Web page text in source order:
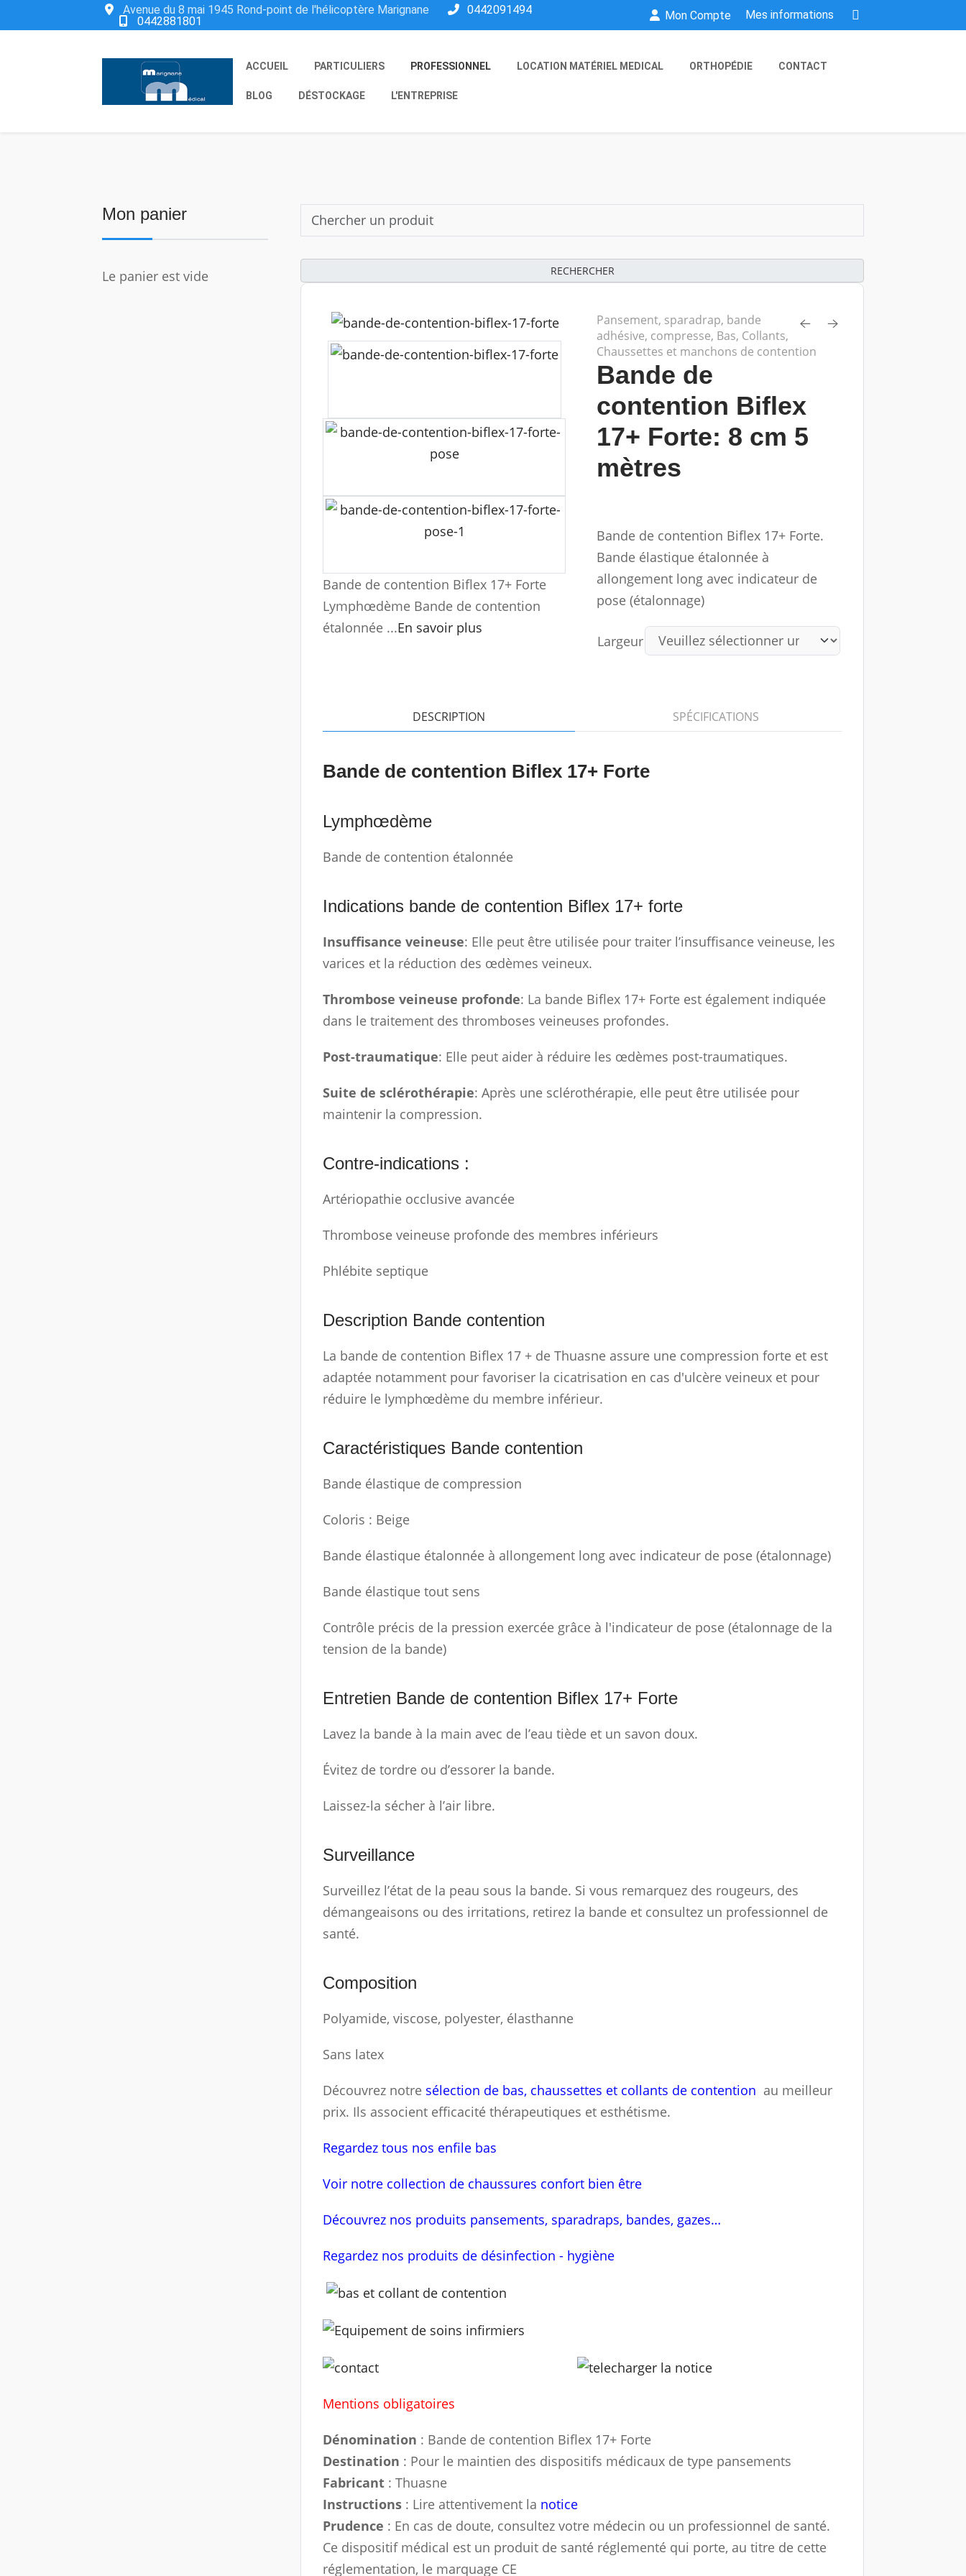
Avenue du 8 mai 1945 Rond-point de l'hélicoptère Marignane
0442091494
0442881801
Mon Compte Mes informations
ACCUEIL PARTICULIERS PROFESSIONNEL LOCATION MATÉRIEL MEDICAL ORTHOPÉDIE CONTACT
BLOG DÉSTOCKAGE L'ENTREPRISE
Mon panier
Le panier est vide RECHERCHER
Bande de contention Biflex 17+ Forte
Lymphœdème Bande de contention
étalonnée ...En savoir plus
Pansement, sparadrap, bande
adhésive, compresse, Bas, Collants,
Chaussettes et manchons de contention
Bande de
contention Biflex
17+ Forte: 8 cm 5
mètres
Bande de contention Biflex 17+ Forte.
Bande élastique étalonnée à
allongement long avec indicateur de
pose (étalonnage)
Largeur
DESCRIPTION SPÉCIFICATIONS
Bande de contention Biflex 17+ Forte
Lymphœdème
Bande de contention étalonnée
Indications bande de contention Biflex 17+ forte
Insuffisance veineuse: Elle peut être utilisée pour traiter l’insuffisance veineuse, les
varices et la réduction des œdèmes veineux.
Thrombose veineuse profonde: La bande Biflex 17+ Forte est également indiquée
dans le traitement des thromboses veineuses profondes.
Post-traumatique: Elle peut aider à réduire les œdèmes post-traumatiques.
Suite de sclérothérapie: Après une sclérothérapie, elle peut être utilisée pour
maintenir la compression.
Contre-indications :
Artériopathie occlusive avancée
Thrombose veineuse profonde des membres inférieurs
Phlébite septique
Description Bande contention
La bande de contention Biflex 17 + de Thuasne assure une compression forte et est
adaptée notamment pour favoriser la cicatrisation en cas d'ulcère veineux et pour
réduire le lymphœdème du membre inférieur.
Caractéristiques Bande contention
Bande élastique de compression
Coloris : Beige
Bande élastique étalonnée à allongement long avec indicateur de pose (étalonnage)
Bande élastique tout sens
Contrôle précis de la pression exercée grâce à l'indicateur de pose (étalonnage de la
tension de la bande)
Entretien Bande de contention Biflex 17+ Forte
Lavez la bande à la main avec de l’eau tiède et un savon doux.
Évitez de tordre ou d’essorer la bande.
Laissez-la sécher à l’air libre.
Surveillance
Surveillez l’état de la peau sous la bande. Si vous remarquez des rougeurs, des
démangeaisons ou des irritations, retirez la bande et consultez un professionnel de
santé.
Composition
Polyamide, viscose, polyester, élasthanne
Sans latex
Découvrez notre sélection de bas, chaussettes et collants de contention au meilleur
prix. Ils associent efficacité thérapeutiques et esthétisme.
Regardez tous nos enfile bas
Voir notre collection de chaussures confort bien être
Découvrez nos produits pansements, sparadraps, bandes, gazes…
Regardez nos produits de désinfection - hygiène
Mentions obligatoires
Dénomination : Bande de contention Biflex 17+ Forte
Destination : Pour le maintien des dispositifs médicaux de type pansements
Fabricant : Thuasne
Instructions : Lire attentivement la notice
Prudence : En cas de doute, consultez votre médecin ou un professionnel de santé.
Ce dispositif médical est un produit de santé réglementé qui porte, au titre de cette
réglementation, le marquage CE